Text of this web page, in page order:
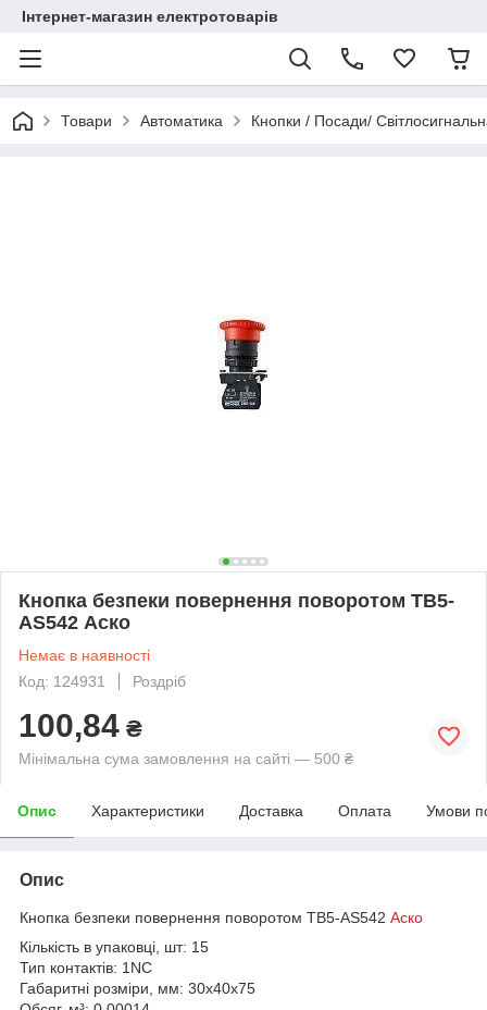
Інтернет-магазин електротоварів
Товари Автоматика Кнопки / Посади/
Кнопка безпеки повернення поворотом TB5-
AS542 Аско
Немає в наявності
Код: 124931
Роздріб
100,84 ₴
Мінімальна сума замовлення на сайті — 500 ₴
Опис Характеристики Доставка Оплата Умови
Опис
Кнопка безпеки повернення поворотом TB5-AS542 Аско
Кількість в упаковці, шт: 15
Тип контактів: 1NC
Габаритні розміри, мм: 30x40x75